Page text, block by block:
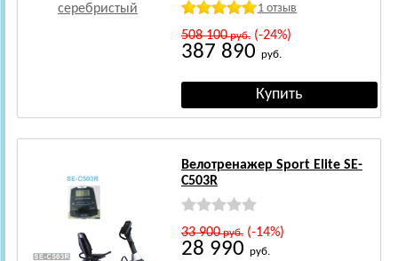
1 отзыв
508 100руб.(-24%)
387 890 руб.
Велотренажер Sport Elite SE-
C503R
33 900руб.(-14%)
28 990 руб.